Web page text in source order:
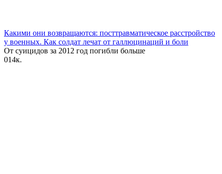
Какими они возвращаются: посттравматическое расстройство
у военных. Как солдат лечат от галлюцинаций и боли
От суицидов за 2012 год‌ погибли больше
014к.